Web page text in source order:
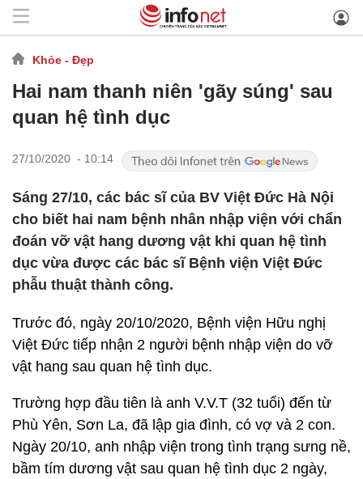
Khỏe - Đẹp
Hai nam thanh niên 'gãy súng' sau
quan hệ tình dục
27/10/2020 - 10:14
Sáng 27/10, các bác sĩ của BV Việt Đức Hà Nội
cho biết hai nam bệnh nhân nhập viện với chẩn
đoán vỡ vật hang dương vật khi quan hệ tình
dục vừa được các bác sĩ Bệnh viện Việt Đức
phẫu thuật thành công.
Trước đó, ngày 20/10/2020, Bệnh viện Hữu nghị
Việt Đức tiếp nhận 2 người bệnh nhập viện do vỡ
vật hang sau quan hệ tình dục.
Trường hợp đầu tiên là anh V.V.T (32 tuổi) đến từ
Phù Yên, Sơn La, đã lập gia đình, có vợ và 2 con.
Ngày 20/10, anh nhập viện trong tình trạng sưng nề,
bầm tím dương vật sau quan hệ tình dục 2 ngày,